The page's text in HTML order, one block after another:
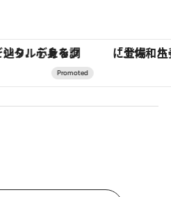
に登場！生姜、山椒、大葉など目にも舌にも涼を呼ぶ郷土の味